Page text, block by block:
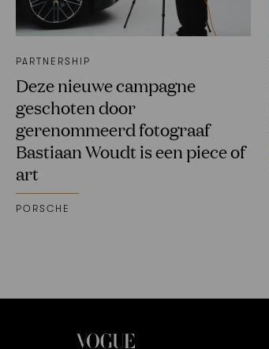
PARTNERSHIP
Deze nieuwe campagne
geschoten door
gerenommeerd fotograaf
Bastiaan Woudt is een piece of
art
PORSCHE